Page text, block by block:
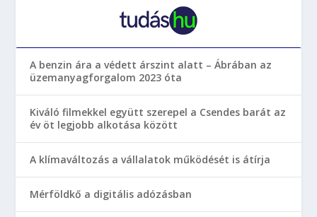
A benzin ára a védett árszint alatt – Ábrában az
üzemanyagforgalom 2023 óta
Kiváló filmekkel együtt szerepel a Csendes barát az
év öt legjobb alkotása között
A klímaváltozás a vállalatok működését is átírja
Mérföldkő a digitális adózásban